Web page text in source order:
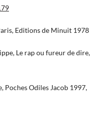
Editions de Minuit 1978
Le rap ou fureur de dire,
Poches Odiles Jacob 1997,